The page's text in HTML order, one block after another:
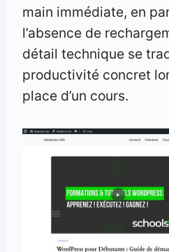
main immédiate, en
l’absence de
détail technique se
productivité concret
place d’un cours.